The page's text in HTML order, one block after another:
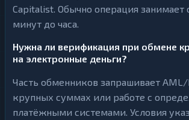
Capitalist. Обычно операция занимает
минут до часа.
Нужна ли верификация при обмене
на электронные деньги?
Часть обменников запрашивает AML/
крупных суммах или работе с
платёжными системами. Условия